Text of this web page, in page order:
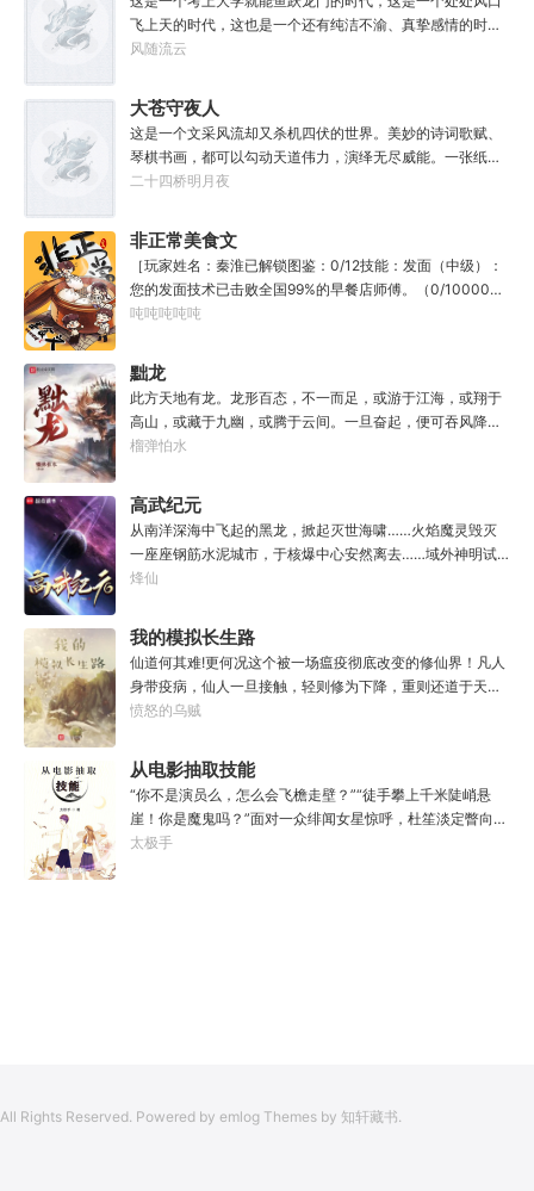
飞上天的时代，这也是一个还有纯洁不渝、真挚感情的时
代；只不过李野刚刚来到这个时代，却被劝着放弃高考进厂
冲刺型选手会考不上？那岂不是辜负了那么多年体育老师的
教导？”
风随流云
大苍守夜人
这是一个文采风流却又杀机四伏的世界。美妙的诗词歌赋、
琴棋书画，都可以勾动天道伟力，演绎无尽威能。一张纸可
封万载凶谷，一滴墨可将三千里海域化为永夜。林苏进入这
人毕生难以触摸的天花板，敢与诸子百家圣人争道。精智
计，察人心，演绎兵法三十六计，弹指间可换一国之君。不
知者谓他情种，知他者，言他为真性情。
二十四桥明月夜
非正常美食文
［玩家姓名：秦淮已解锁图鉴：0/12技能：发面（中级）：
您的发面技术已击败全国99%的早餐店师傅。（0/10000）
调馅（高级）：您的调馅水平已击败全国100%的早餐店师
的那一刻，美食文主角迎来了他加载成功的系统。秦淮：美
食文，早说呀，这个他熟！后来——秦淮发现这好像不是个
单纯的美食文系统。好像还加了些奇奇怪怪的东西。连带着
他看邻居、朋友、客人、员工都不太像人……不过没事。遇
事不决，先吃一口！.游戏说明：1.本游戏自由度极高，请玩
力解锁图鉴。3.一切解释归游戏所有。
吨吨吨吨吨
黜龙
此方天地有龙。龙形百态，不一而足，或游于江海，或翔于
高山，或藏于九幽，或腾于云间。一旦奋起，便可吞风降
雪，引江划河，落雷喷火，分山避海。此处人间也有龙。人
之志。一时机发，便可翻云覆雨，决势分野，定鼎问道，证
位成龙。作为一个迷路的穿越者，张行一开始也想成龙，但
后来，他发现这个行当卷的太厉害了，就决定改行，去黜落
群龙。所谓行尽天下路，使天地处处通，黜遍天下龙，使世
间人人可为龙。
榴弹怕水
高武纪元
从南洋深海中飞起的黑龙，掀起灭世海啸……火焰魔灵毁灭
一座座钢筋水泥城市，于核爆中心安然离去……域外神明试
图统治整片星海……这是人类科技高度发达的未来世界。也
源，心怀能观想星海的奇异神宫，在这个世界艰难前行。多
年以后。“我现在的飞行速度是122682米/每秒，力量爆发
是……”李源在距蓝星表层约180公里的大气层中极速飞行，
冰冷眸子盯着昏暗虚空尽头那条形似神话传说中神龙的庞然
大物：“你，应该是所有入侵半神生命体中最强的一个
烽仙
我的模拟长生路
仙道何其难!更何况这个被一场瘟疫彻底改变的修仙界！凡人
身带疫病，仙人一旦接触，轻则修为下降，重则还道于天，
于是仙凡永隔；仙法不可同修，整个修仙界成为了一个巨大
凡尘中打滚，蹉跎一生。好在临终之时终于觉醒异宝，能够
化真为假，将真实的人生转为黄粱一梦，重回刚穿越之时！
于是，李凡开始了他的漫漫长生路！第二世，李凡历时五十
载终权倾天下，但却遍寻世间而不见仙踪。只在人生的末尾
得见仙人痕迹。第三世，李凡殚精竭虑、百般谋划，却终抵
愤怒的乌贼
从电影抽取技能
“你不是演员么，怎么会飞檐走壁？”“徒手攀上千米陡峭悬
崖！你是魔鬼吗？”面对一众绯闻女星惊呼，杜笙淡定瞥向从
影片中获得的绝技：【龙象般若功（紫）：十龙十象之力，
太极手
All Rights Reserved. Powered by emlog Themes by 知轩藏书.